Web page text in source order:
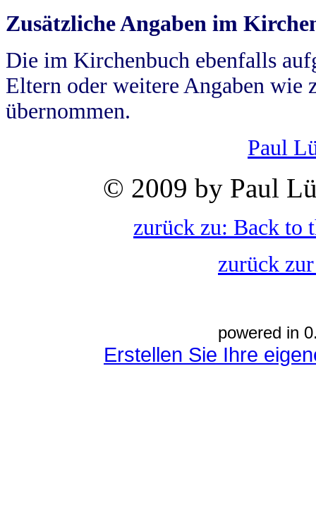
Zusätzliche Angaben im
Die im Kirchenbuch ebenfalls
Eltern oder weitere Angaben wie
übernommen.
Paul
© 2009 by Paul
zurück zu: Back to
zurück
powered in
Erstellen Sie Ihre